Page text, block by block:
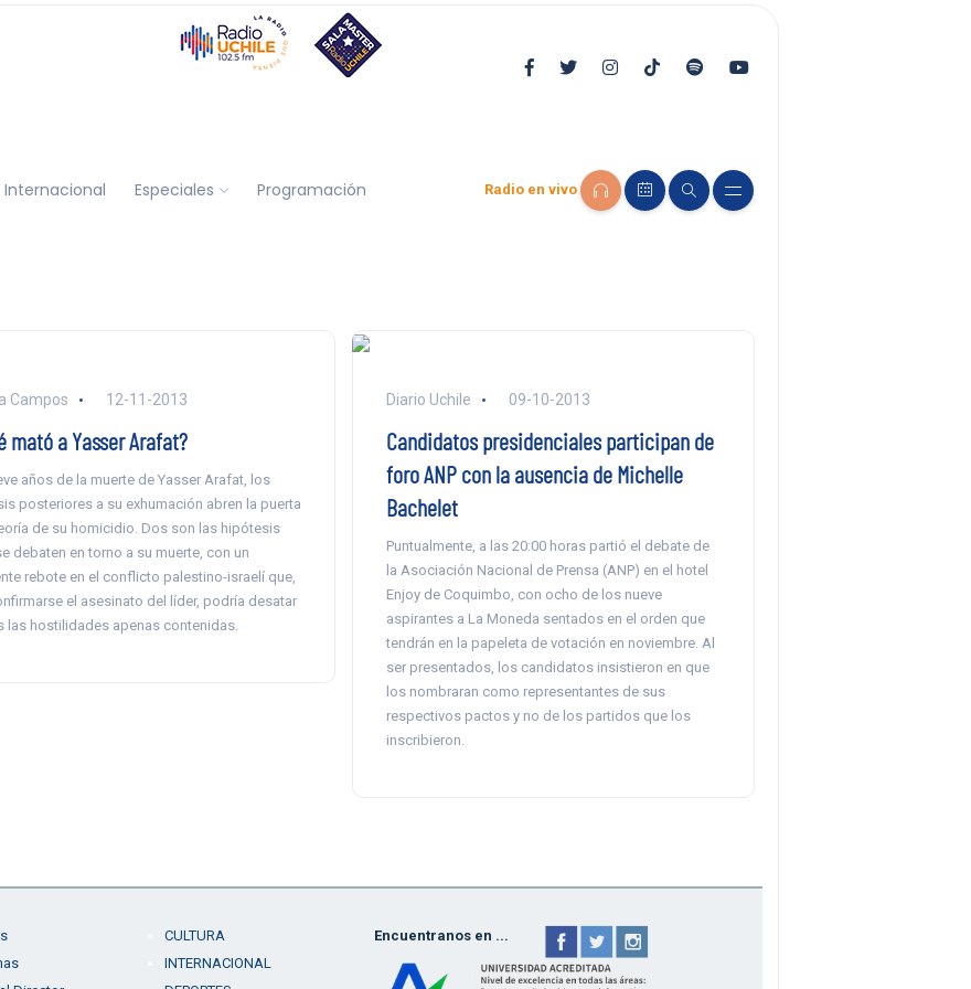
Internacional Especiales Programación Radio en vivo
Campos 12-11-2013
mató a Yasser Arafat?
años de la muerte de Yasser Arafat, los
posteriores a su exhumación abren la puerta
de su homicidio. Dos son las hipótesis
debaten en torno a su muerte, con un
rebote en el conflicto palestino-israelí que,
el asesinato del líder, podría desatar
las hostilidades apenas contenidas.
Diario Uchile 09-10-2013
Candidatos presidenciales participan de
foro ANP con la ausencia de Michelle
Bachelet
Puntualmente, a las 20:00 horas partió el debate de
la Asociación Nacional de Prensa (ANP) en el hotel
Enjoy de Coquimbo, con ocho de los nueve
aspirantes a La Moneda sentados en el orden que
tendrán en la papeleta de votación en noviembre. Al
ser presentados, los candidatos insistieron en que
los nombraran como representantes de sus
respectivos pactos y no de los partidos que los
inscribieron.
CULTURA
INTERNACIONAL
Encuentranos en ...